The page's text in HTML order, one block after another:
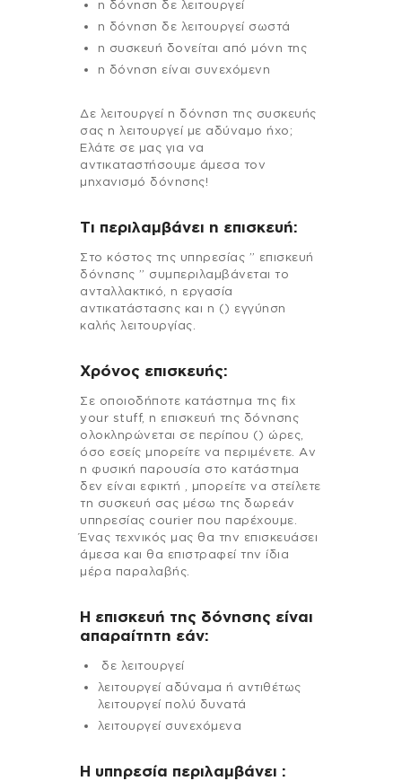
η δόνηση δε λειτουργεί
η δόνηση δε λειτουργεί σωστά
η συσκευή δονείται από μόνη της
η δόνηση είναι συνεχόμενη
Δε λειτουργεί η δόνηση της συσκευής
σας η λειτουργεί με αδύναμο ήχο;
Ελάτε σε μας για να
αντικαταστήσουμε άμεσα τον
μηχανισμό δόνησης!
Τι περιλαμβάνει η επισκευή:
Στo κόστος της υπηρεσίας ” επισκευή
δόνησης ” συμπεριλαμβάνεται το
ανταλλακτικό, η εργασία
αντικατάστασης και η () εγγύηση
καλής λειτουργίας.
Χρόνος επισκευής:
Σε οποιοδήποτε κατάστημα της fix
your stuff, η επισκευή της δόνησης
ολοκληρώνεται σε περίπου () ώρες,
όσο εσείς μπορείτε να περιμένετε. Αν
η φυσική παρουσία στο κατάστημα
δεν είναι εφικτή , μπορείτε να στείλετε
τη συσκευή σας μέσω της δωρεάν
υπηρεσίας courier που παρέχουμε.
Ένας τεχνικός μας θα την επισκευάσει
άμεσα και θα επιστραφεί την ίδια
μέρα παραλαβής.
Η επισκευή της δόνησης είναι
απαραίτητη εάν:
δε λειτουργεί
λειτουργεί αδύναμα ή αντιθέτως
λειτουργεί πολύ δυνατά
λειτουργεί συνεχόμενα
H υπηρεσία περιλαμβάνει :